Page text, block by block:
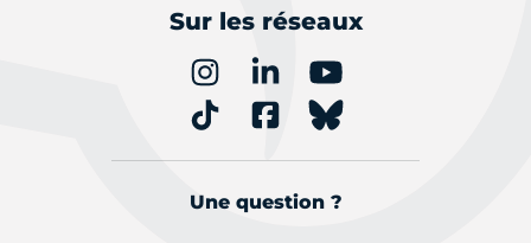
Sur les réseaux
Une question ?